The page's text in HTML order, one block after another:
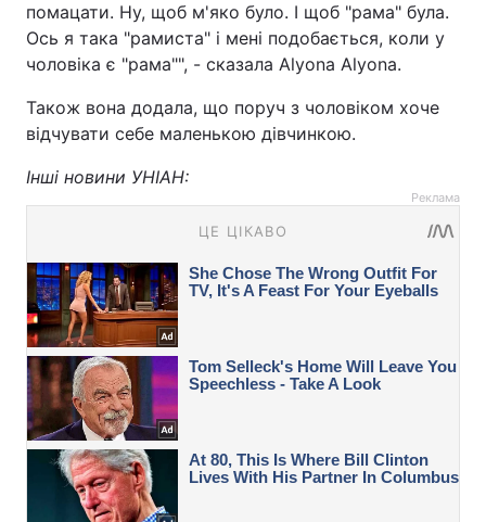
помацати. Ну, щоб м'яко було. І щоб "рама" була.
Ось я така "рамиста" і мені подобається, коли у
чоловіка є "рама"", - сказала Alyona Alyona.
Також вона додала, що поруч з чоловіком хоче
відчувати себе маленькою дівчинкою.
Інші новини УНІАН:
Реклама